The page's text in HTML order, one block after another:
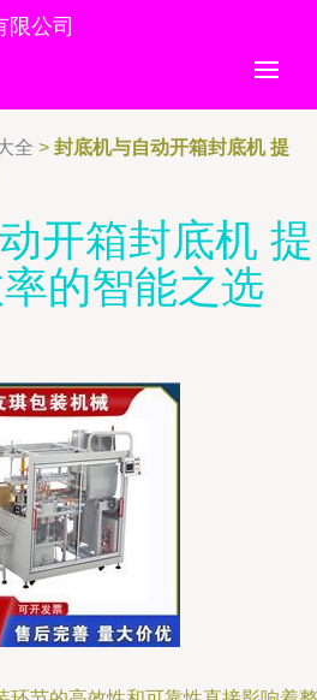
公司
全 > 封底机与自动开箱封底机 提
开箱封底机 提
的智能之选